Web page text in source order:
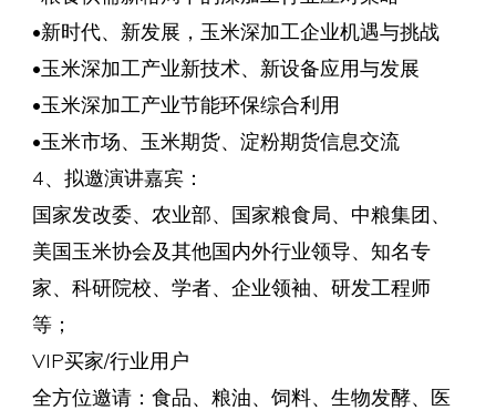
•新时代、新发展，玉米深加工企业机遇与挑战
•玉米深加工产业新技术、新设备应用与发展
•玉米深加工产业节能环保综合利用
•玉米市场、玉米期货、淀粉期货信息交流
4、拟邀演讲嘉宾：
国家发改委、农业部、国家粮食局、中粮集团、
美国玉米协会及其他国内外行业领导、知名专
家、科研院校、学者、企业领袖、研发工程师
等；
VIP买家/行业用户
全方位邀请：食品、粮油、饲料、生物发酵、医